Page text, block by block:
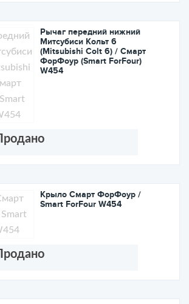
Рычаг передний нижний
Митсубиси Кольт 6
(Mitsubishi Colt 6) / Смарт
ФорФоур (Smart ForFour)
W454
Продано
Крыло Смарт ФорФоур /
Smart ForFour W454
Продано